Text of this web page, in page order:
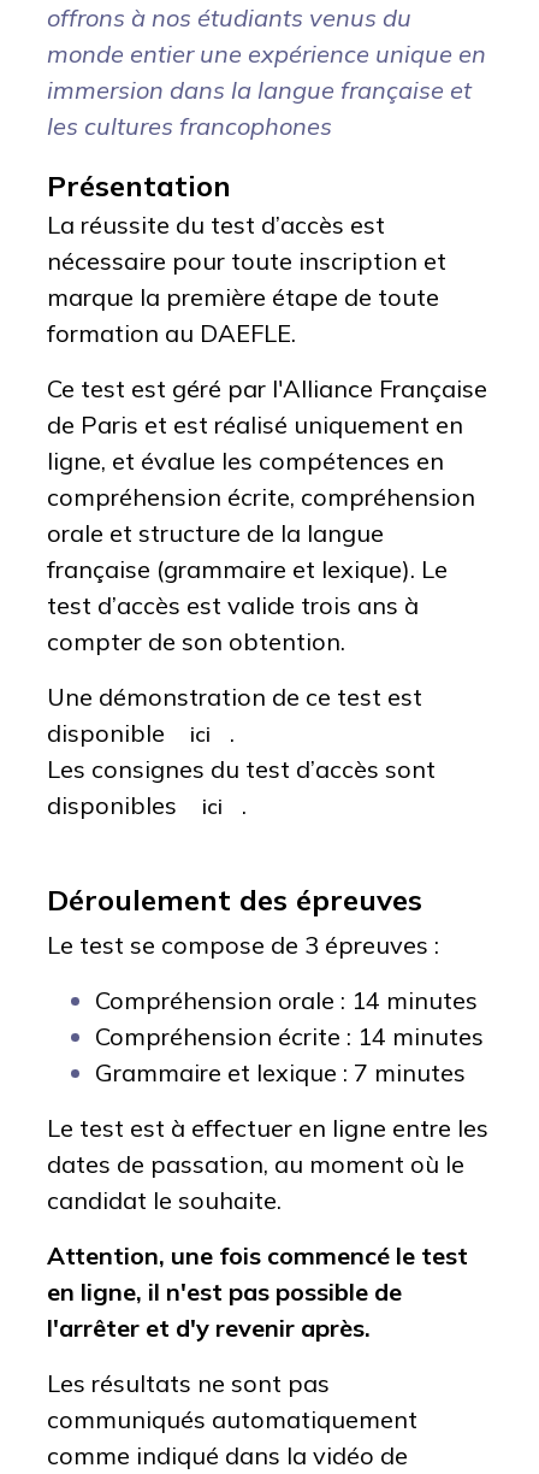
offrons à nos étudiants venus du
monde entier une expérience unique en
immersion dans la langue française et
les cultures francophones
Présentation
La réussite du test d’accès est
nécessaire pour toute inscription et
marque la première étape de toute
formation au DAEFLE.
Ce test est géré par l'Alliance Française
de Paris et est réalisé uniquement en
ligne, et évalue les compétences en
compréhension écrite, compréhension
orale et structure de la langue
française (grammaire et lexique). Le
test d’accès est valide trois ans à
compter de son obtention.
Une démonstration de ce test est
disponible
ici
.
Les consignes du test d’accès sont
disponibles
ici .
Déroulement des épreuves
Le test se compose de 3 épreuves :
Compréhension orale : 14 minutes
Compréhension écrite : 14 minutes
Grammaire et lexique : 7 minutes
Le test est à effectuer en ligne entre les
dates de passation, au moment où le
candidat le souhaite.
Attention, une fois commencé le test
en ligne, il n'est pas possible de
l'arrêter et d'y revenir après.
Les résultats ne sont pas
communiqués automatiquement
comme indiqué dans la vidéo de